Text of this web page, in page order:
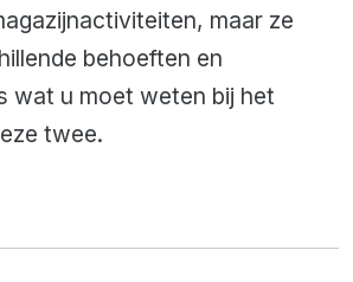
maar ze
behoeften en
wat u moet weten bij het
twee.